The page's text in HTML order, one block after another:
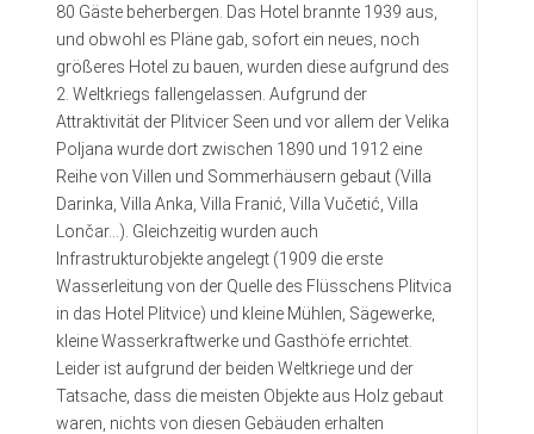
80 Gäste beherbergen. Das Hotel brannte 1939 aus,
und obwohl es Pläne gab, sofort ein neues, noch
größeres Hotel zu bauen, wurden diese aufgrund des
2. Weltkriegs fallengelassen. Aufgrund der
Attraktivität der Plitvicer Seen und vor allem der Velika
Poljana wurde dort zwischen 1890 und 1912 eine
Reihe von Villen und Sommerhäusern gebaut (Villa
Darinka, Villa Anka, Villa Franić, Villa Vučetić, Villa
Lončar…). Gleichzeitig wurden auch
Infrastrukturobjekte angelegt (1909 die erste
Wasserleitung von der Quelle des Flüsschens Plitvica
in das Hotel Plitvice) und kleine Mühlen, Sägewerke,
kleine Wasserkraftwerke und Gasthöfe errichtet.
Leider ist aufgrund der beiden Weltkriege und der
Tatsache, dass die meisten Objekte aus Holz gebaut
waren, nichts von diesen Gebäuden erhalten